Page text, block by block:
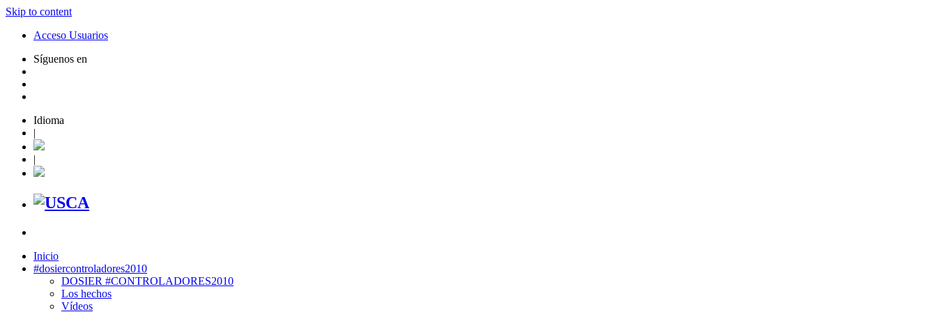
Skip to content
Acceso Usuarios
Síguenos en
Idioma
|
|
Inicio
#dosiercontroladores2010
DOSIER #CONTROLADORES2010
Los hechos
Vídeos